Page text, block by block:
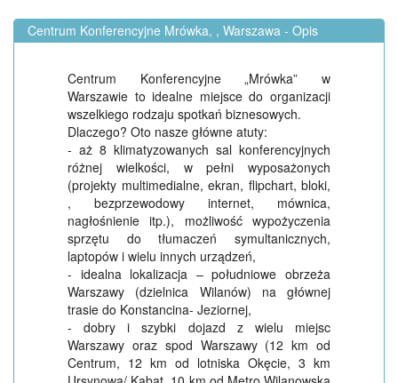
Centrum Konferencyjne Mrówka, , Warszawa - Opis
Centrum Konferencyjne „Mrówka” w
Warszawie to idealne miejsce do organizacji
wszelkiego rodzaju spotkań biznesowych.
Dlaczego? Oto nasze główne atuty:
- aż 8 klimatyzowanych sal konferencyjnych
różnej wielkości, w pełni wyposażonych
(projekty multimedialne, ekran, flipchart, bloki,
, bezprzewodowy internet, mównica,
nagłośnienie itp.), możliwość wypożyczenia
sprzętu do tłumaczeń symultanicznych,
laptopów i wielu innych urządzeń,
- idealna lokalizacja – południowe obrzeża
Warszawy (dzielnica Wilanów) na głównej
trasie do Konstancina- Jeziornej,
- dobry i szybki dojazd z wielu miejsc
Warszawy oraz spod Warszawy (12 km od
Centrum, 12 km od lotniska Okęcie, 3 km